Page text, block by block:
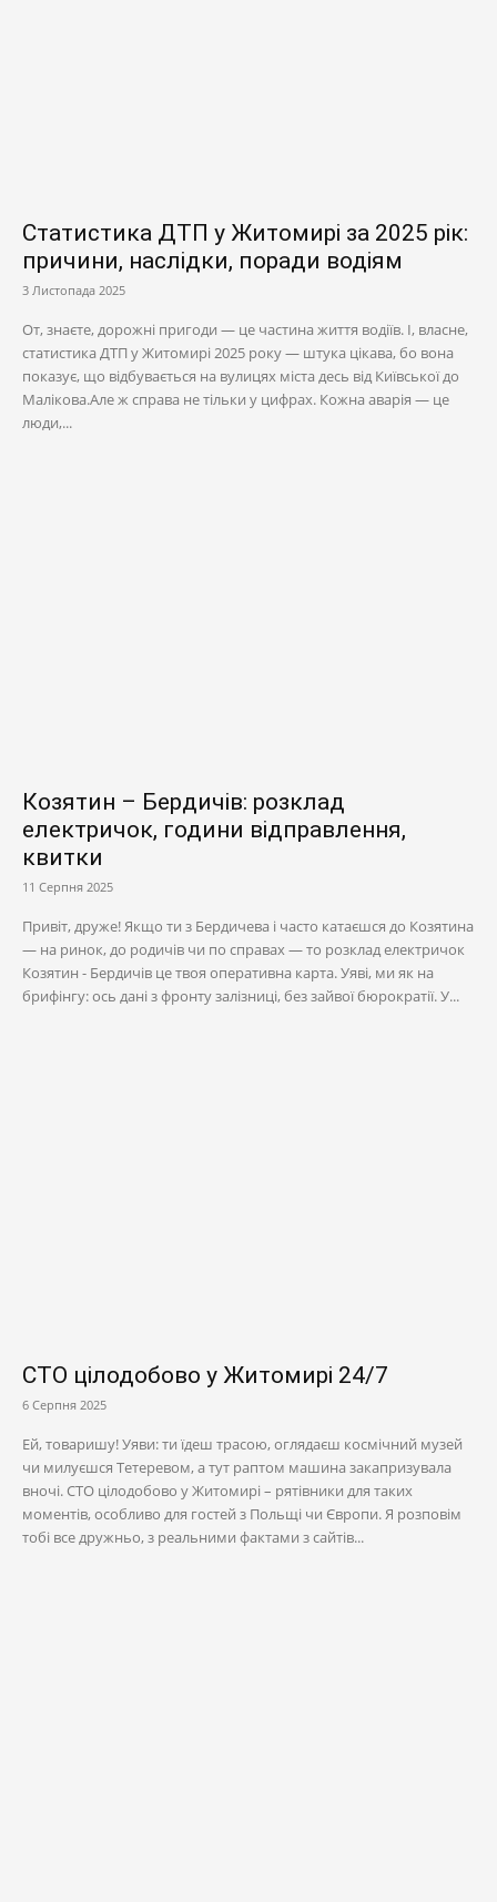
Статистика ДТП у Житомирі за 2025 рік:
причини, наслідки, поради водіям
3 Листопада 2025
От, знаєте, дорожні пригоди — це частина життя водіїв. І, власне,
статистика ДТП у Житомирі 2025 року — штука цікава, бо вона
показує, що відбувається на вулицях міста десь від Київської до
Малікова.Але ж справа не тільки у цифрах. Кожна аварія — це
люди,...
Козятин – Бердичів: розклад
електричок, години відправлення,
квитки
11 Серпня 2025
Привіт, друже! Якщо ти з Бердичева і часто катаєшся до Козятина
— на ринок, до родичів чи по справах — то розклад електричок
Козятин - Бердичів це твоя оперативна карта. Уяві, ми як на
брифінгу: ось дані з фронту залізниці, без зайвої бюрократії. У...
СТО цілодобово у Житомирі 24/7
6 Серпня 2025
Ей, товаришу! Уяви: ти їдеш трасою, оглядаєш космічний музей
чи милуєшся Тетеревом, а тут раптом машина закапризувала
вночі. СТО цілодобово у Житомирі – рятівники для таких
моментів, особливо для гостей з Польщі чи Європи. Я розповім
тобі все дружньо, з реальними фактами з сайтів...